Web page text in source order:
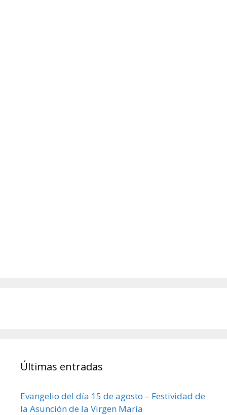
Últimas entradas
Evangelio del día 15 de agosto – Festividad de
la Asunción de la Virgen María